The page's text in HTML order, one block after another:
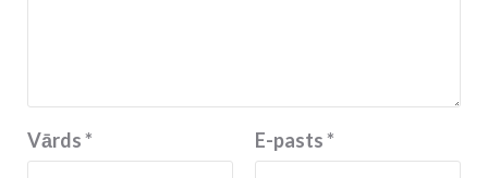
Vārds* E-pasts*